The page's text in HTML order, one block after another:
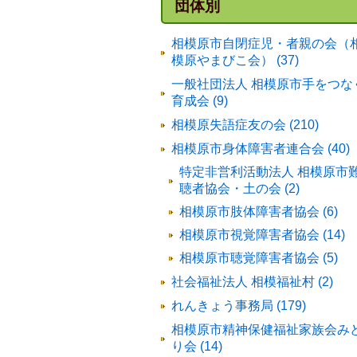
団体別
相模原市自閉症児・者親の会（
模原やまびこ会） (37)
一般社団法人 相模原市手をつな
育成会 (9)
相模原失語症友の会 (210)
相模原市身体障害者連合会 (40)
特定非営利活動法人 相模原市
聴者協会・土の会 (2)
相模原市肢体障害者協会 (6)
相模原市視覚障害者協会 (14)
相模原市聴覚障害者協会 (5)
社会福祉法人 相模福祉村 (2)
れんきょう事務局 (179)
相模原市精神保健福祉家族会み
り会 (14)